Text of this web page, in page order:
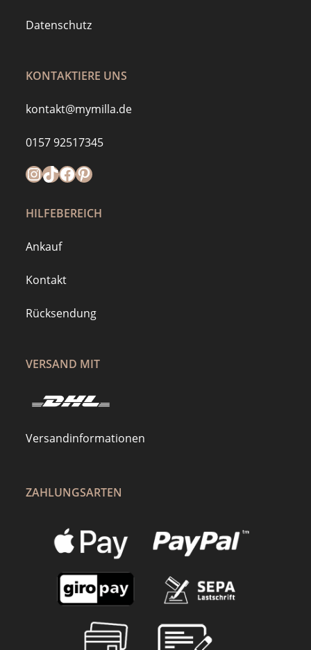
Datenschutz
KONTAKTIERE UNS
kontakt@mymilla.de
0157 92517345
Instagram
https://www.tiktok.com/@mymilla.de
Facebook
Pinterest
HILFEBEREICH
Ankauf
Kontakt
Rücksendung
VERSAND MIT
Versandinformationen
ZAHLUNGSARTEN